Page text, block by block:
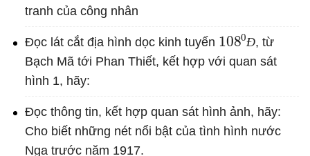
tranh của công nhân
Đọc lát cắt địa hình dọc kinh tuyến Đ
1080Đ, từ
Bạch Mã tới Phan Thiết, kết hợp với quan sát
hình 1, hãy:
Đọc thông tin, kết hợp quan sát hình ảnh, hãy:
Cho biết những nét nổi bật của tình hình nước
Nga trước năm 1917.